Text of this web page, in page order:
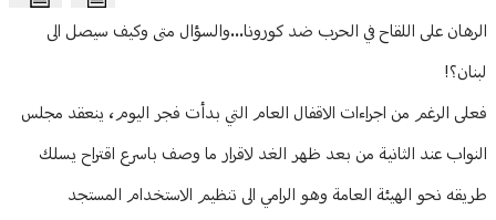
Article Content
الرهان على اللقاح في الحرب ضد كورونا...والسؤال متى وكيف سيصل الى
لبنان؟!
فعلى الرغم من اجراءات الاقفال العام التي بدأت فجر اليوم، ينعقد مجلس
النواب عند الثانية من بعد ظهر الغد لاقرار ما وصف باسرع اقتراح يسلك
طريقه نحو الهيئة العامة وهو الرامي الى تنظيم الاستخدام المستجد